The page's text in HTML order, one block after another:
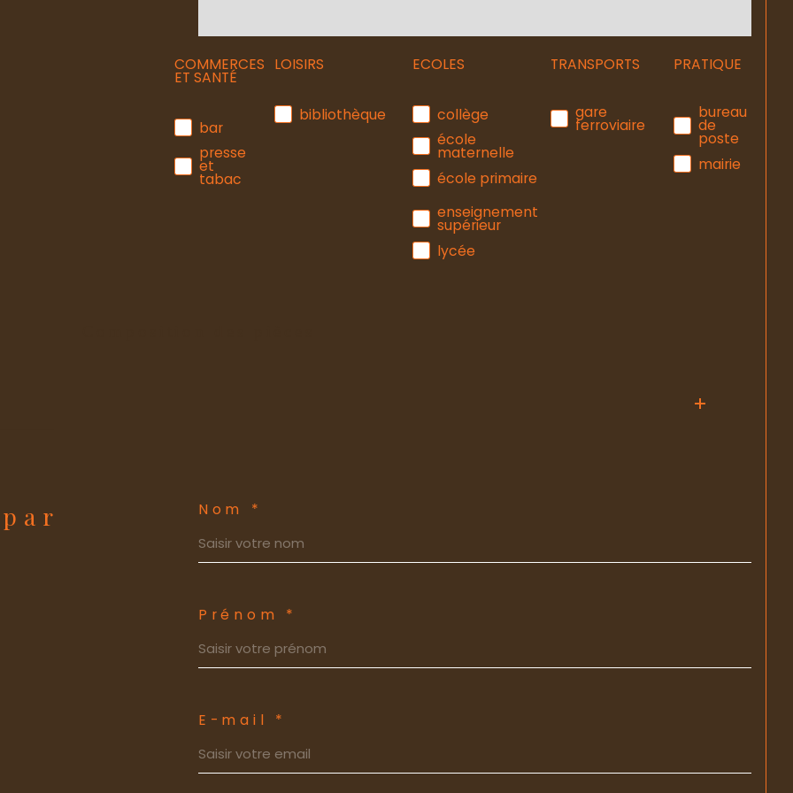
COMMERCES
ET SANTÉ
bar
presse
et
tabac
LOISIRS
bibliothèque
ECOLES
collège
école
maternelle
école primaire
enseignement
supérieur
lycée
TRANSPORTS
gare
ferroviaire
PRATIQUE
bureau
de
poste
mairie
Nom *
Prénom *
E-mail *